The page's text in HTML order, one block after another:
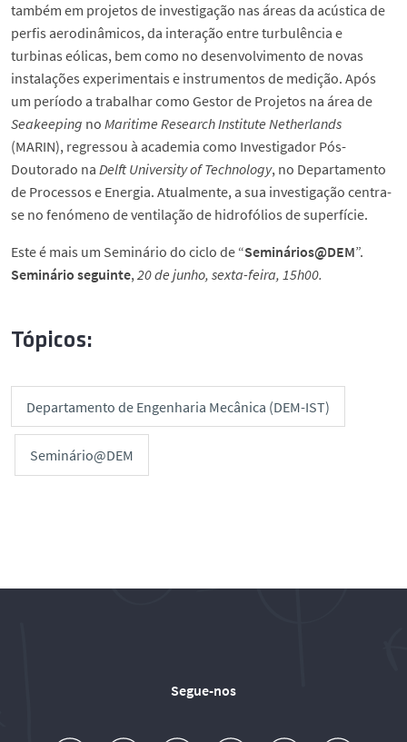
também em projetos de investigação nas áreas da acústica de
perfis aerodinâmicos, da interação entre turbulência e
turbinas eólicas, bem como no desenvolvimento de novas
instalações experimentais e instrumentos de medição. Após
um período a trabalhar como Gestor de Projetos na área de
Seakeeping no Maritime Research Institute Netherlands
(MARIN), regressou à academia como Investigador Pós-
Doutorado na Delft University of Technology, no Departamento
de Processos e Energia. Atualmente, a sua investigação centra-
se no fenómeno de ventilação de hidrofólios de superfície.
Este é mais um Seminário do ciclo de “Seminários@DEM”.
Seminário seguinte,20 de junho, sexta-feira, 15h00.
Tópicos:
Departamento de Engenharia Mecânica (DEM-IST)
Seminário@DEM
Segue-nos